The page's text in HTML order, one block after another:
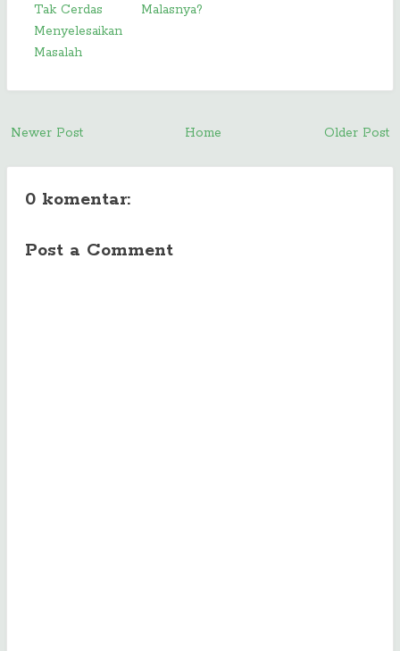
Tak Cerdas
Menyelesaikan
Masalah
Malasnya?
Newer Post Older Post
Home
0 komentar:
Post a Comment